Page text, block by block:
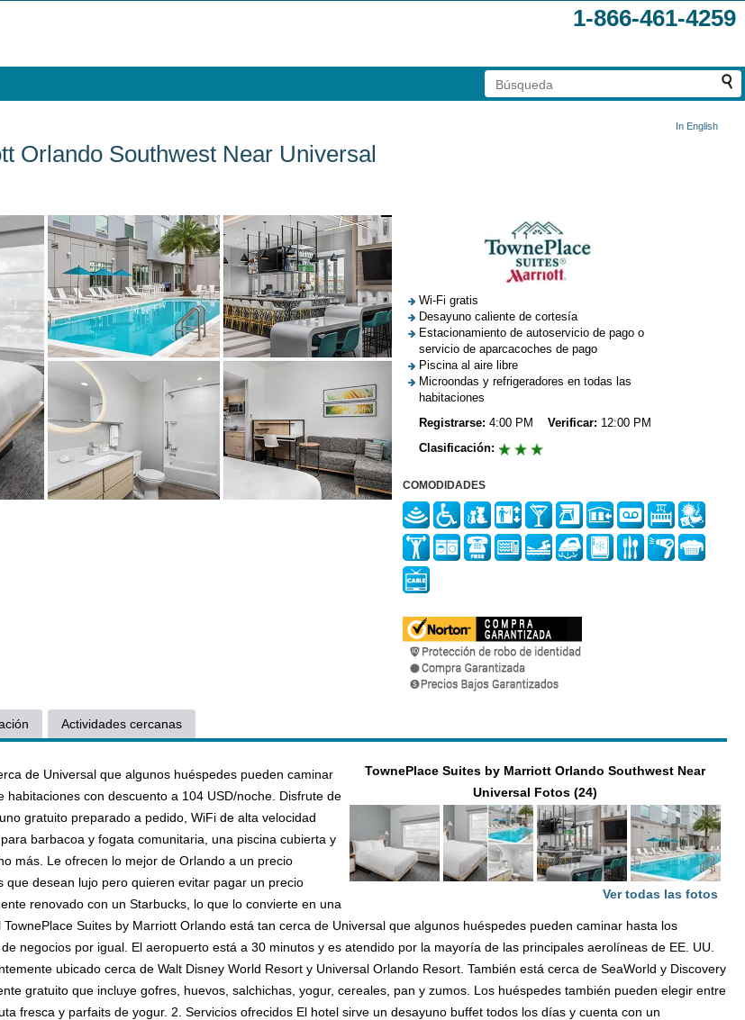
1-866-461-4259
In English
Orlando Southwest Near Universal
Wi-Fi gratis
Desayuno caliente de cortesía
Estacionamiento de autoservicio de pago o
servicio de aparcacoches de pago
Piscina al aire libre
Microondas y refrigeradores en todas las
habitaciones
Registrarse: 4:00 PM Verificar: 12:00 PM
Clasificación:
COMODIDADES
Actividades cercanas
TownePlace Suites by Marriott Orlando Southwest Near
Universal Fotos (24)
Ver todas las fotos
de Universal que algunos huéspedes pueden caminar
con descuento a 104 USD/noche. Disfrute de
gratuito preparado a pedido, WiFi de alta velocidad
barbacoa y fogata comunitaria, una piscina cubierta y
más. Le ofrecen lo mejor de Orlando a un precio
desean lujo pero quieren evitar pagar un precio
renovado con un Starbucks, lo que lo convierte en una
Suites by Marriott Orlando está tan cerca de Universal que algunos huéspedes pueden caminar hasta los
negocios por igual. El aeropuerto está a 30 minutos y es atendido por la mayoría de las principales aerolíneas de EE. UU.
ubicado cerca de Walt Disney World Resort y Universal Orlando Resort. También está cerca de SeaWorld y Discovery
gratuito que incluye gofres, huevos, salchichas, yogur, cereales, pan y zumos. Los huéspedes también pueden elegir entre
fresca y parfaits de yogur. 2. Servicios ofrecidos El hotel sirve un desayuno buffet todos los días y cuenta con un